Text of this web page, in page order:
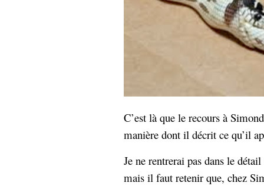
C’est là que le recours à
manière dont il décrit ce qu’il
Je ne rentrerai pas dans le
mais il faut retenir que, chez